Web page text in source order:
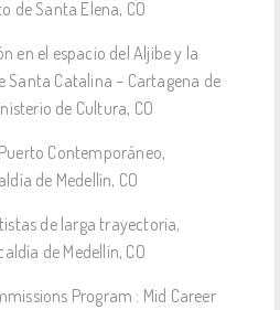
de Santa Elena, CO
en el espacio del Aljibe y la
Santa Catalina – Cartagena de
de Cultura, CO
Contemporáneo,
de Medellín, CO
de larga trayectoria,
de Medellín, CO
Program : Mid Career